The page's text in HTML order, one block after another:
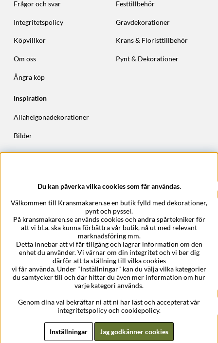
Frågor och svar
Integritetspolicy
Köpvillkor
Om oss
Ångra köp
Festtillbehör
Gravdekorationer
Krans & Floristtillbehör
Pynt & Dekorationer
Inspiration
Allahelgonadekorationer
Bilder
Höstkransar
Epost:support@kransmakaren.se
Du kan påverka vilka cookies som får användas.
Välkommen till Kransmakaren.se en butik fylld med dekorationer,
pynt och pyssel.
På kransmakaren.se används cookies och andra spårtekniker för
att vi bl.a. ska kunna förbättra vår butik, nå ut med relevant
marknadsföring mm.
Detta innebär att vi får tillgång och lagrar information om den
enhet du använder. Vi värnar om din integritet och vi ber dig
därför att ta ställning till vilka cookies
vi får använda. Under "Inställningar" kan du välja vilka kategorier
du samtycker till och där hittar du även mer information om hur
varje kategori används.
Genom dina val bekräftar ni att ni har läst och accepterat vår
integritetspolicy och cookiepolicy.
Inställningar Jag godkänner cookies